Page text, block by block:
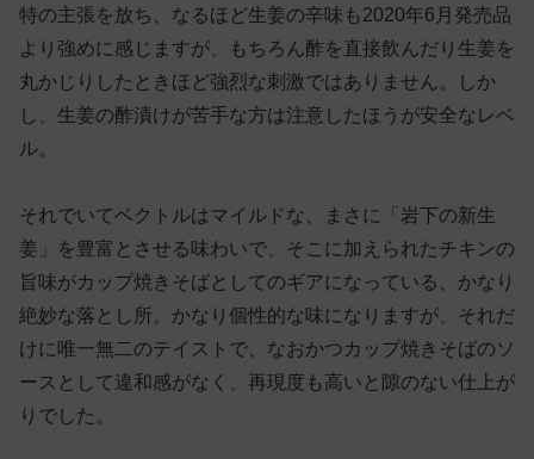
特の主張を放ち、なるほど生姜の辛味も2020年6月発売品
より強めに感じますが、もちろん酢を直接飲んだり生姜を
丸かじりしたときほど強烈な刺激ではありません。しか
し、生姜の酢漬けが苦手な方は注意したほうが安全なレベ
ル。
それでいてベクトルはマイルドな、まさに「岩下の新生
姜」を豊富とさせる味わいで、そこに加えられたチキンの
旨味がカップ焼きそばとしてのギアになっている、かなり
絶妙な落とし所。かなり個性的な味になりますが、それだ
けに唯一無二のテイストで、なおかつカップ焼きそばのソ
ースとして違和感がなく、再現度も高いと隙のない仕上が
りでした。